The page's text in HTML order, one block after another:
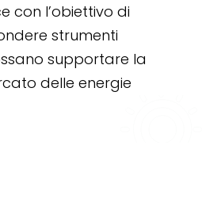
con l’obiettivo di
strumenti
supportare la
delle energie